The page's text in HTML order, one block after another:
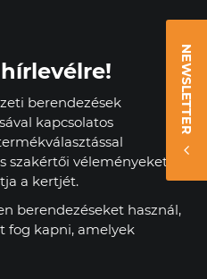
NEWSLETTER
berendezések
kapcsolatos
szakértői véleményeket.
a kertjét.
berendezéseket használ,
fog kapni, amelyek